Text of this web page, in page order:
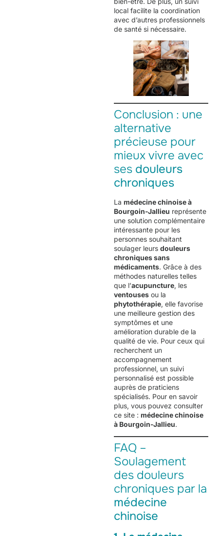
local facilite la coordination
avec d’autres professionnels
de santé si nécessaire.
Conclusion : une
alternative
précieuse pour
mieux vivre avec
ses douleurs
chroniques
La médecine chinoise à
Bourgoin-Jallieu représente
une solution complémentaire
intéressante pour les
personnes souhaitant
soulager leurs douleurs
chroniques sans
médicaments. Grâce à des
méthodes naturelles telles
que l’acupuncture, les
ventouses ou la
phytothérapie, elle favorise
une meilleure gestion des
symptômes et une
amélioration durable de la
qualité de vie. Pour ceux qui
recherchent un
accompagnement
professionnel, un suivi
personnalisé est possible
auprès de praticiens
spécialisés. Pour en savoir
plus, vous pouvez consulter
ce site : médecine chinoise
à Bourgoin-Jallieu.
FAQ –
Soulagement
des douleurs
chroniques par la
médecine
chinoise